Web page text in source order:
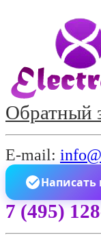
Обратный
E-mail:
Написать
7 (495)